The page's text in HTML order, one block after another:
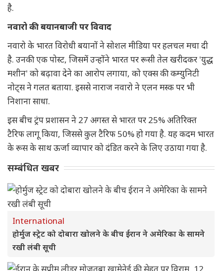
है.
नवारो की बयानबाजी पर विवाद
नवारो के भारत विरोधी बयानों ने सोशल मीडिया पर हलचल मचा दी
है. उनकी एक पोस्ट, जिसमें उन्होंने भारत पर रूसी तेल खरीदकर 'युद्ध
मशीन' को बढ़ावा देने का आरोप लगाया, को एक्स की कम्युनिटी
नोट्स ने गलत बताया. इससे नाराज नवारो ने एलन मस्क पर भी
निशाना साधा.
इस बीच ट्रंप प्रशासन ने 27 अगस्त से भारत पर 25% अतिरिक्त
टैरिफ लागू किया, जिससे कुल टैरिफ 50% हो गया है. यह कदम भारत
के रूस के साथ ऊर्जा व्यापार को दंडित करने के लिए उठाया गया है.
सम्बंधित खबर
International
होर्मुज स्ट्रेट को दोबारा खोलने के बीच ईरान ने अमेरिका के सामने
रखी लंबी सूची